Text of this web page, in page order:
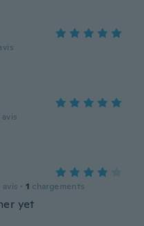
avis
avis · 1 chargements
yet